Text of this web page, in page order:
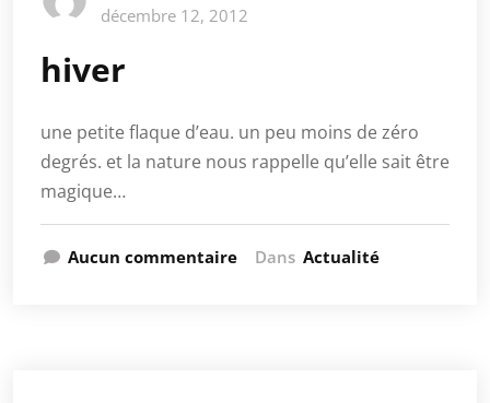
décembre 12, 2012
hiver
une petite flaque d’eau. un peu moins de zéro
degrés. et la nature nous rappelle qu’elle sait être
magique…
Aucun commentaire Dans Actualité